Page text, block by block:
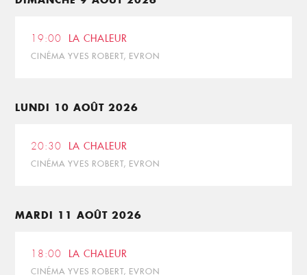
19:00 LA CHALEUR
CINÉMA YVES ROBERT, EVRON
LUNDI 10 AOÛT 2026
20:30 LA CHALEUR
CINÉMA YVES ROBERT, EVRON
MARDI 11 AOÛT 2026
18:00 LA CHALEUR
CINÉMA YVES ROBERT, EVRON